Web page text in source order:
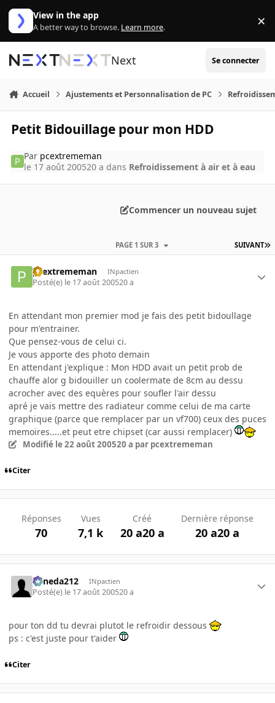
Aller au contenu
View in the app
A better way to browse. Learn more. ×
Next Se connecter
Accueil Ajustements et Personnalisation de PC
Petit Bidouillage pour mon HDD
Par pcextrememan
le 17 août 200520 a dans Refroidissement à air et à eau
Commencer un nouveau sujet
SUIVANT
PAGE 1 SUR 3
pcextrememan INpactien
Posté(e) le 17 août 200520 a
En attendant mon premier mod je fais des petit bidoullage
pour m'entrainer.
Que pensez-vous de celui ci.
Je vous apporte des photo demain
En attendant j'explique : Mon HDD avait un petit prob de
chauffe alor g bidouiller un coolermate de 8cm au dessu
acrocher avec des equères pour soufler l'air dessu
apré je vais mettre des radiateur comme celui de ma carte
graphique (parce que remplacer par un vf700) ceux des puces
memoires.....et peut etre chipset (car aussi remplacer)
Modifié le 22 août 200520 a par pcextrememan
Citer
Réponses
70
Vues
7,1 k
Créé
20 a20 a
Dernière réponse
20 a20 a
keneda212 INpactien
Posté(e) le 17 août 200520 a
pour ton dd tu devrai plutot le refroidir dessous
ps : c'est juste pour t'aider
Citer